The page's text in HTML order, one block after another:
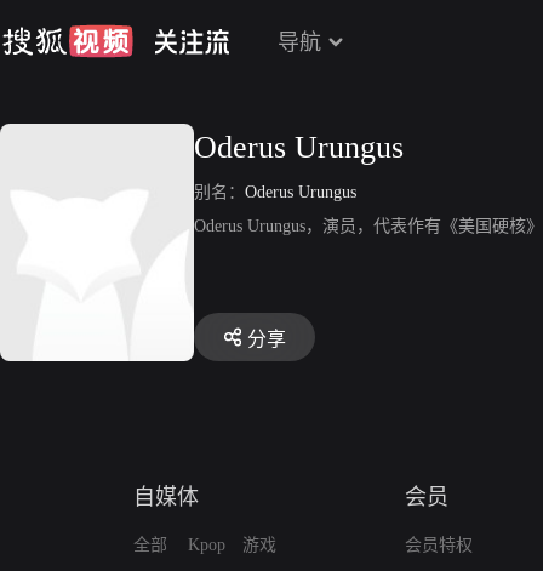
导航
Oderus Urungus
别名： Oderus Urungus
Oderus Urungus，演员，代表作有《美国硬核
分享
自媒体
全部
Kpop
游戏
会员
会员特权